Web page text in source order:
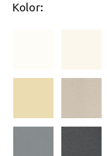
Kolor: